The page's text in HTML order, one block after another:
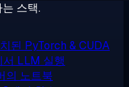
스택.
된 PyTorch & CUDA
서 LLM 실행
의 노트북